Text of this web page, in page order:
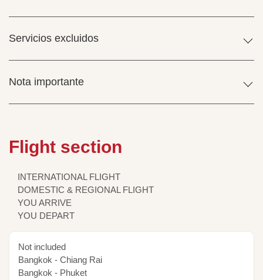
Servicios excluidos
Nota importante
Flight section
INTERNATIONAL FLIGHT
DOMESTIC & REGIONAL FLIGHT
YOU ARRIVE
YOU DEPART
Not included
Bangkok - Chiang Rai
Bangkok - Phuket